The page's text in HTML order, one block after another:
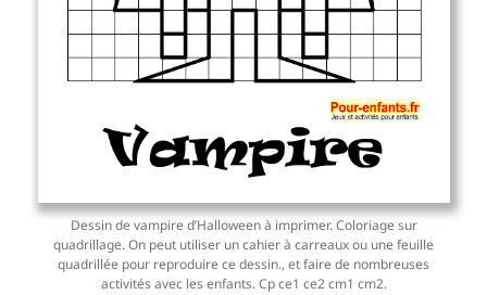
Dessin de vampire d’Halloween à imprimer. Coloriage sur
quadrillage. On peut utiliser un cahier à carreaux ou une feuille
quadrillée pour reproduire ce dessin., et faire de nombreuses
activités avec les enfants. Cp ce1 ce2 cm1 cm2.